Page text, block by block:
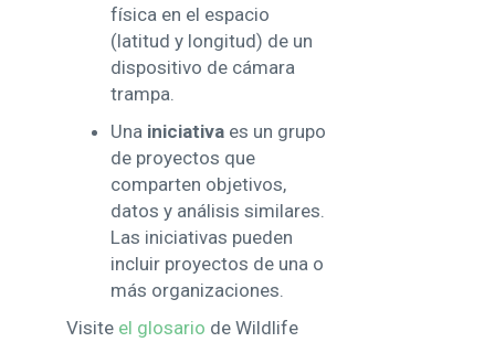
física en el espacio
(latitud y longitud) de un
dispositivo de cámara
trampa.
Una iniciativa es un grupo
de proyectos que
comparten objetivos,
datos y análisis similares.
Las iniciativas pueden
incluir proyectos de una o
más organizaciones.
Visite el glosario de Wildlife